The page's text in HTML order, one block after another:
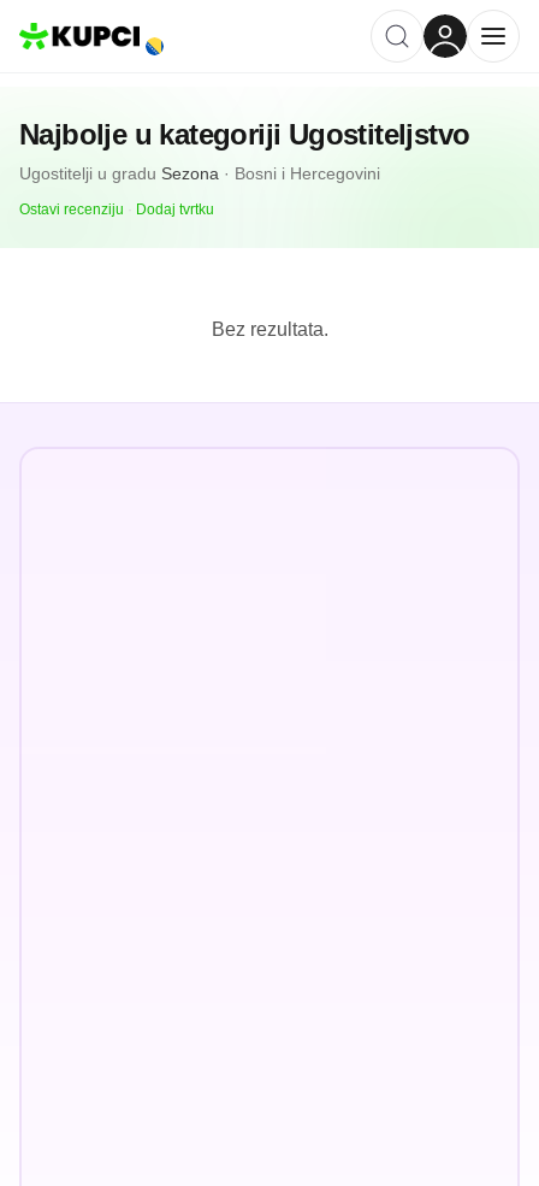
Najbolje u kategoriji Ugostiteljstvo
Ugostitelji u gradu Sezona · Bosni i Hercegovini
Ostavi recenziju Dodaj tvrtku
Bez rezultata.